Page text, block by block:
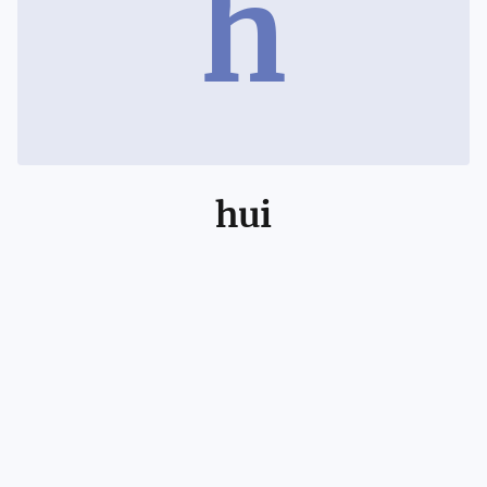
h
hui